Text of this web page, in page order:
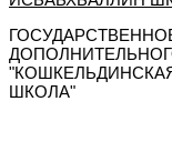
ШКОЛА"